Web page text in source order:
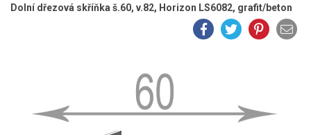
Dolní dřezová skříňka š.60, v.82, Horizon LS6082, grafit/beton